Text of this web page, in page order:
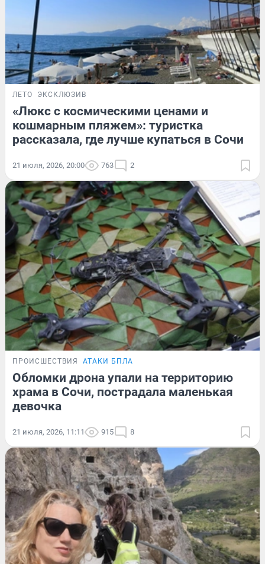
ЛЕТО ЭКСКЛЮЗИВ
«Люкс с космическими ценами и
кошмарным пляжем»: туристка
рассказала, где лучше купаться в Сочи
21 июля, 2026, 20:00 763 2
ПРОИСШЕСТВИЯ АТАКИ БПЛА
Обломки дрона упали на территорию
храма в Сочи, пострадала маленькая
девочка
21 июля, 2026, 11:11 915 8